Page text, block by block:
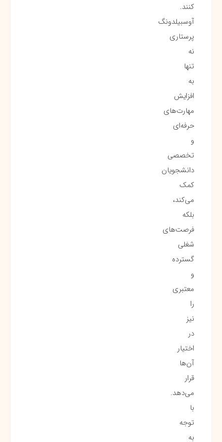
کنند.
آوسبیلدونگ
پرستاری
نه
تنها
به
افزایش
مهارت‌های
حرفه‌ای
و
تخصصی
دانشجویان
کمک
می‌کند،
بلکه
فرصت‌های
شغلی
گسترده
و
معتبری
را
نیز
در
اختیار
آن‌ها
قرار
می‌دهد.
با
توجه
به